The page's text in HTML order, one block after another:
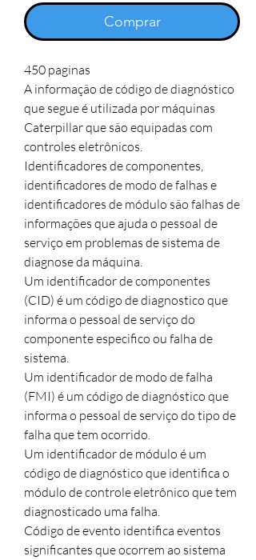
Comprar
450 paginas
A informação de código de diagnóstico
que segue é utilizada por máquinas
Caterpillar que são equipadas com
controles eletrônicos.
Identificadores de componentes,
identificadores de modo de falhas e
identificadores de módulo são falhas de
informações que ajuda o pessoal de
serviço em problemas de sistema de
diagnose da máquina.
Um identificador de componentes
(CID) é um código de diagnostico que
informa o pessoal de serviço do
componente especifico ou falha de
sistema.
Um identificador de modo de falha
(FMI) é um código de diagnóstico que
informa o pessoal de serviço do tipo de
falha que tem ocorrido.
Um identificador de módulo é um
código de diagnóstico que identifica o
módulo de controle eletrônico que tem
diagnosticado uma falha.
Código de evento identifica eventos
significantes que ocorrem ao sistema